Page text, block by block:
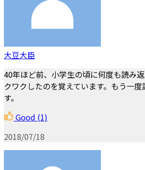
大豆大臣
40年ほど前、小学生の頃に何度も読み
クワクしたのを覚えています。もう一
す。
Good (1)
2018/07/18